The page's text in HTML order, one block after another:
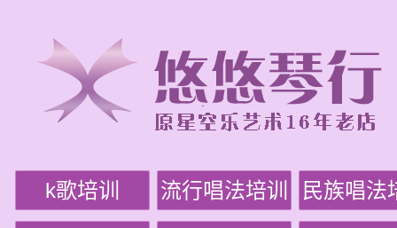
k歌培训 流行唱法培训 民族唱法